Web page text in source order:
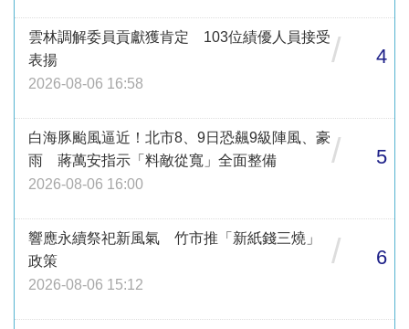
雲林調解委員貢獻獲肯定 103位績優人員接受
表揚
2026-08-06 16:58
/ 4
白海豚颱風逼近！北市8、9日恐飆9級陣風、豪
雨 蔣萬安指示「料敵從寬」全面整備
2026-08-06 16:00
/ 5
響應永續祭祀新風氣 竹市推「新紙錢三燒」
政策
2026-08-06 15:12
/ 6